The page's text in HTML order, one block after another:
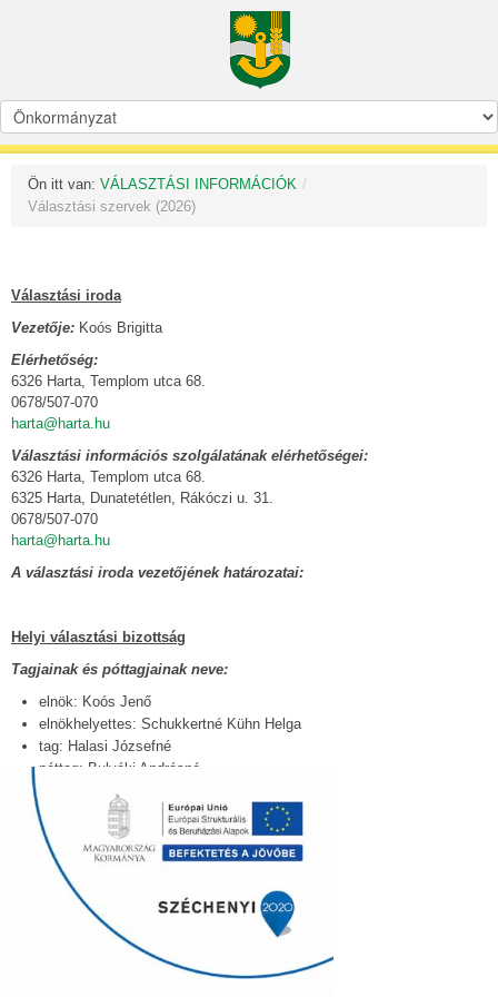
Ön itt van: VÁLASZTÁSI INFORMÁCIÓK /
Választási szervek (2026)
Választási iroda
Vezetője: Koós Brigitta
Elérhetőség:
6326 Harta, Templom utca 68.
0678/507-070
harta@harta.hu
Választási információs szolgálatának elérhetőségei:
6326 Harta, Templom utca 68.
6325 Harta, Dunatetétlen, Rákóczi u. 31.
0678/507-070
harta@harta.hu
A választási iroda vezetőjének határozatai:
Helyi választási bizottság
Tagjainak és póttagjainak neve:
elnök: Koós Jenő
elnökhelyettes: Schukkertné Kühn Helga
tag: Halasi Józsefné
póttag: Bulyáki Andrásné
póttag: Nyékiné Klein Krisztina
Elérhetőség:
0678/507-070
Ülésének várható időpontja és napirendje:
Jegyzőkönyv: